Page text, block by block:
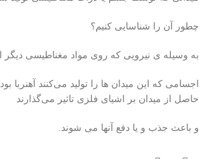
چطور آن را شناسایی کنیم؟
به وسیله ی نیرویی که روی مواد مغناطیسی
اجسامی که این میدان ها را تولید می‌کنند آهنربا
حاصل از میدان بر اشیای فلزی تاثیر می‌گذارند
و باعث جذب و یا دفع آنها می شوند.